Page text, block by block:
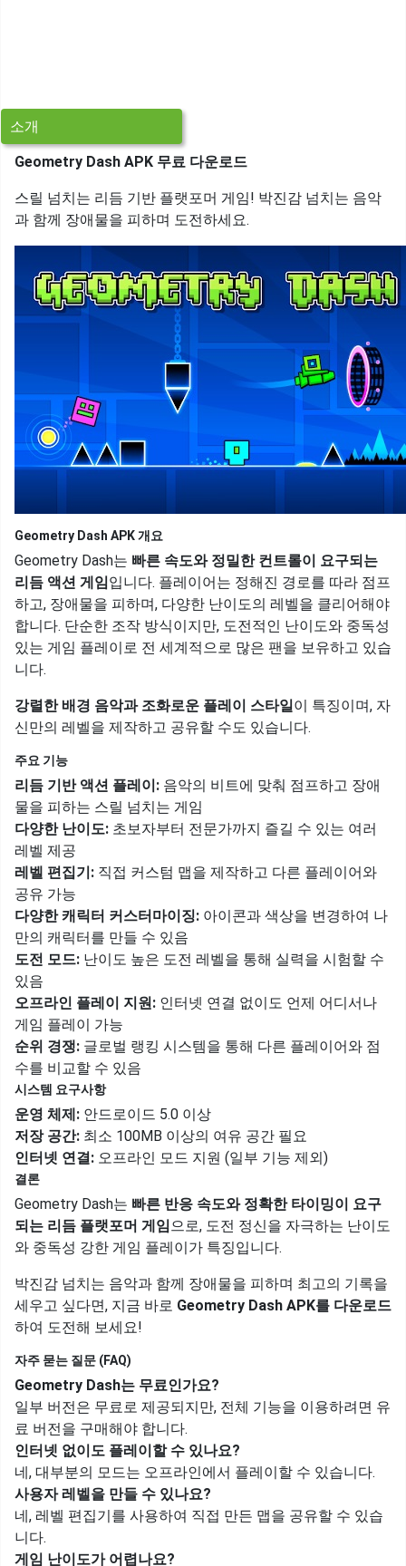
소개
Geometry Dash APK 무료 다운로드
스릴 넘치는 리듬 기반 플랫포머 게임! 박진감 넘치는 음악
과 함께 장애물을 피하며 도전하세요.
Geometry Dash APK 개요
Geometry Dash는 빠른 속도와 정밀한 컨트롤이 요구되는
리듬 액션 게임입니다. 플레이어는 정해진 경로를 따라 점프
하고, 장애물을 피하며, 다양한 난이도의 레벨을 클리어해야
합니다. 단순한 조작 방식이지만, 도전적인 난이도와 중독성
있는 게임 플레이로 전 세계적으로 많은 팬을 보유하고 있습
니다.
강렬한 배경 음악과 조화로운 플레이 스타일이 특징이며, 자
신만의 레벨을 제작하고 공유할 수도 있습니다.
주요 기능
리듬 기반 액션 플레이: 음악의 비트에 맞춰 점프하고 장애
물을 피하는 스릴 넘치는 게임
다양한 난이도: 초보자부터 전문가까지 즐길 수 있는 여러
레벨 제공
레벨 편집기: 직접 커스텀 맵을 제작하고 다른 플레이어와
공유 가능
다양한 캐릭터 커스터마이징: 아이콘과 색상을 변경하여 나
만의 캐릭터를 만들 수 있음
도전 모드: 난이도 높은 도전 레벨을 통해 실력을 시험할 수
있음
오프라인 플레이 지원: 인터넷 연결 없이도 언제 어디서나
게임 플레이 가능
순위 경쟁: 글로벌 랭킹 시스템을 통해 다른 플레이어와 점
수를 비교할 수 있음
시스템 요구사항
운영 체제: 안드로이드 5.0 이상
저장 공간: 최소 100MB 이상의 여유 공간 필요
인터넷 연결: 오프라인 모드 지원 (일부 기능 제외)
결론
Geometry Dash는 빠른 반응 속도와 정확한 타이밍이 요구
되는 리듬 플랫포머 게임으로, 도전 정신을 자극하는 난이도
와 중독성 강한 게임 플레이가 특징입니다.
박진감 넘치는 음악과 함께 장애물을 피하며 최고의 기록을
세우고 싶다면, 지금 바로 Geometry Dash APK를 다운로드
하여 도전해 보세요!
자주 묻는 질문 (FAQ)
Geometry Dash는 무료인가요?
일부 버전은 무료로 제공되지만, 전체 기능을 이용하려면 유
료 버전을 구매해야 합니다.
인터넷 없이도 플레이할 수 있나요?
네, 대부분의 모드는 오프라인에서 플레이할 수 있습니다.
사용자 레벨을 만들 수 있나요?
네, 레벨 편집기를 사용하여 직접 만든 맵을 공유할 수 있습
니다.
게임 난이도가 어렵나요?